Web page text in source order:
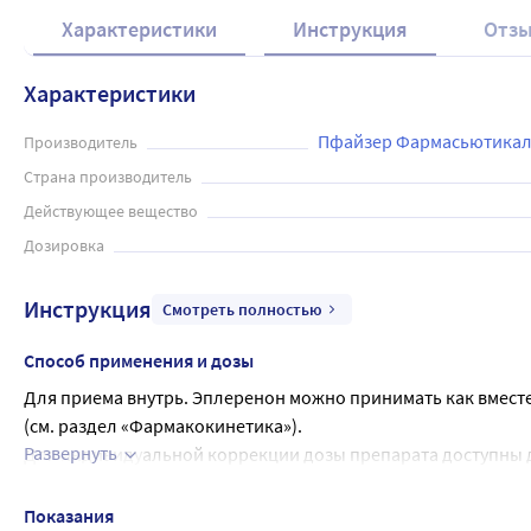
Характеристики Инструкция
Характеристики
Производитель Пфайзер
Страна производитель
Действующее вещество
Дозировка
Инструкция Смотреть полностью
Способ применения и дозы
Для приема внутрь. Эплеренон можно принимать как
(см. раздел «Фармакокинетика»).
Для индивидуальной коррекции дозы препарата доступны
Рекомендуемая поддерживающая доза составляет 50 мг
Развернуть
Показания